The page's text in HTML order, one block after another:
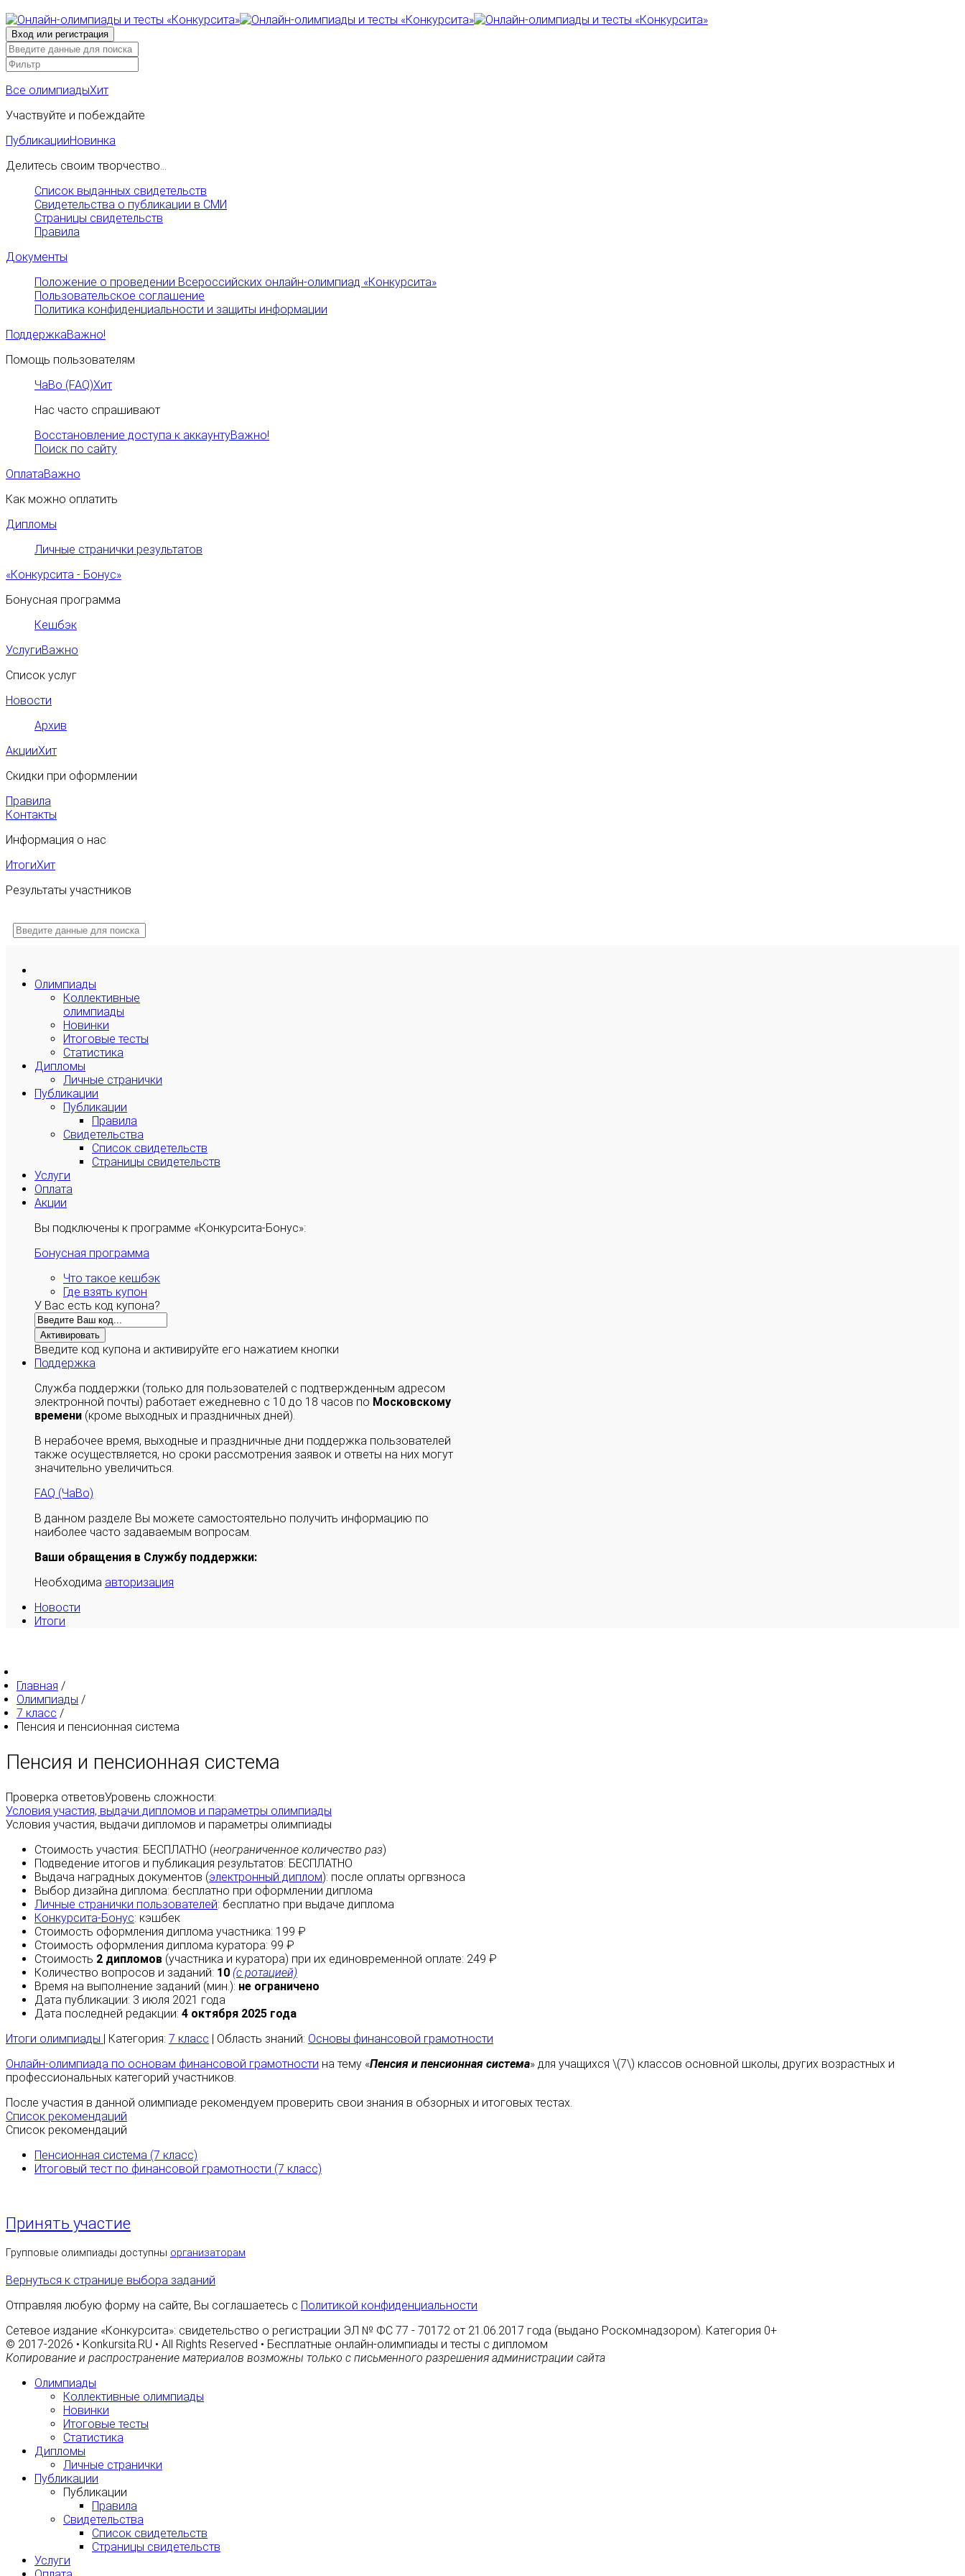
Все олимпиадыХит
Участвуйте и побеждайте
ПубликацииНовинка
Делитесь своим творчество...
Список выданных свидетельств
Свидетельства о публикации в СМИ
Страницы свидетельств
Правила
Документы
Положение о проведении Всероссийских онлайн-олимпиад «Конкурсита»
Пользовательское соглашение
Политика конфиденциальности и защиты информации
ПоддержкаВажно!
Помощь пользователям
ЧаВо (FAQ)Хит
Нас часто спрашивают
Восстановление доступа к аккаунтуВажно!
Поиск по сайту
ОплатаВажно
Как можно оплатить
Дипломы
Личные странички результатов
«Конкурсита - Бонус»
Бонусная программа
Кешбэк
УслугиВажно
Список услуг
Новости
Архив
АкцииХит
Скидки при оформлении
Правила
Контакты
Информация о нас
ИтогиХит
Результаты участников
Олимпиады
Коллективные
олимпиады
Новинки
Итоговые тесты
Статистика
Дипломы
Личные странички
Публикации
Публикации
Правила
Свидетельства
Список свидетельств
Страницы свидетельств
Услуги
Оплата
Акции
Вы подключены к программе «Конкурсита-Бонус»:
Бонусная программа
Что такое кешбэк
Где взять купон
У Вас есть код купона?
Активировать
Введите код купона и активируйте его нажатием кнопки
Поддержка
Служба поддержки (только для пользователей с подтвержденным адресом
электронной почты) работает ежедневно с 10 до 18 часов по Московскому
времени (кроме выходных и праздничных дней).
В нерабочее время, выходные и праздничные дни поддержка пользователей
также осуществляется, но сроки рассмотрения заявок и ответы на них могут
значительно увеличиться.
FAQ (ЧаВо)
В данном разделе Вы можете самостоятельно получить информацию по
наиболее часто задаваемым вопросам.
Ваши обращения в Службу поддержки:
Необходима авторизация
Новости
Итоги
Главная /
Олимпиады /
7 класс /
Пенсия и пенсионная система
Пенсия и пенсионная система
Проверка ответовУровень сложности:
Условия участия, выдачи дипломов и параметры олимпиады
Условия участия, выдачи дипломов и параметры олимпиады
Стоимость участия: БЕСПЛАТНО (неограниченное количество раз)
Подведение итогов и публикация результатов: БЕСПЛАТНО
Выдача наградных документов (электронный диплом): после оплаты оргвзноса
Выбор дизайна диплома: бесплатно при оформлении диплома
Личные странички пользователей: бесплатно при выдаче диплома
Конкурсита-Бонус: кэшбек
Стоимость оформления диплома участника: 199 ₽
Стоимость оформления диплома куратора: 99 ₽
Стоимость 2 дипломов (участника и куратора) при их единовременной оплате: 249 ₽
Количество вопросов и заданий: 10 (с ротацией)
Время на выполнение заданий (мин.): не ограничено
Дата публикации: 3 июля 2021 года
Дата последней редакции: 4 октября 2025 года
Итоги олимпиады
| Категория: 7 класс | Область знаний: Основы финансовой грамотности
Онлайн-олимпиада по основам финансовой грамотности на тему «Пенсия и пенсионная система» для учащихся \(7\) классов основной школы, других возрастных и
профессиональных категорий участников.
После участия в данной олимпиаде рекомендуем проверить свои знания в обзорных и итоговых тестах.
Список рекомендаций
Список рекомендаций
Пенсионная система (7 класс)
Итоговый тест по финансовой грамотности (7 класс)
Принять участие
Групповые олимпиады доступны организаторам
Вернуться к странице выбора заданий
Отправляя любую форму на сайте, Вы соглашаетесь с Политикой конфиденциальности
Сетевое издание «Конкурсита»: свидетельство о регистрации ЭЛ № ФС 77 - 70172 от 21.06.2017 года (выдано Роскомнадзором). Категория 0+
© 2017-2026 • Konkursita.RU • All Rights Reserved • Бесплатные онлайн-олимпиады и тесты с дипломом
Копирование и распространение материалов возможны только с письменного разрешения администрации сайта
Олимпиады
Коллективные олимпиады
Новинки
Итоговые тесты
Статистика
Дипломы
Личные странички
Публикации
Публикации
Правила
Свидетельства
Список свидетельств
Страницы свидетельств
Услуги